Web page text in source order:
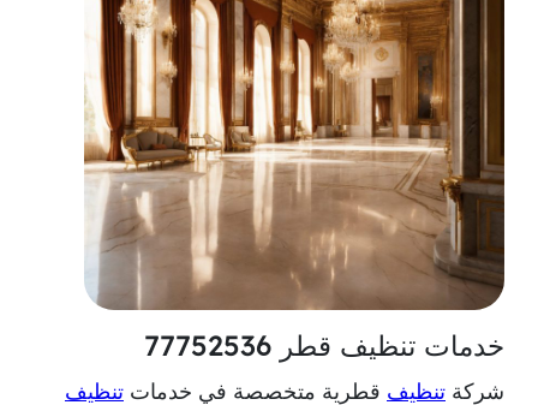
خدمات تنظيف قطر 77752536
شركةتنظيفقطرية متخصصة في خدماتتنظيف